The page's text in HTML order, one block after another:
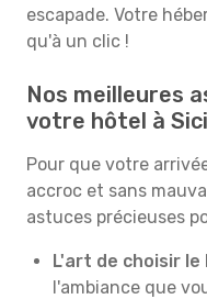
escapade. Votre
qu'à un clic !
Nos meilleures
votre hôtel à
Pour que votre
accroc et sans
astuces précieuses
L'art de choisir le
l'ambiance que